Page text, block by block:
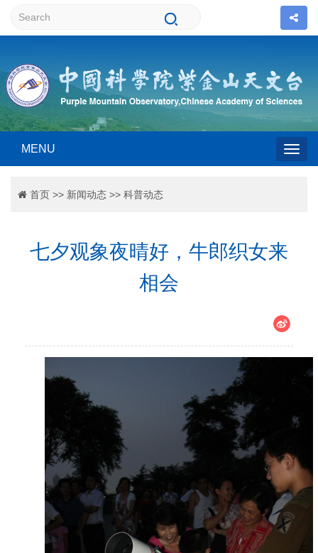
MENU
首页 >> 新闻动态 >> 科普动态
七夕观象夜晴好，牛郎织女来
相会